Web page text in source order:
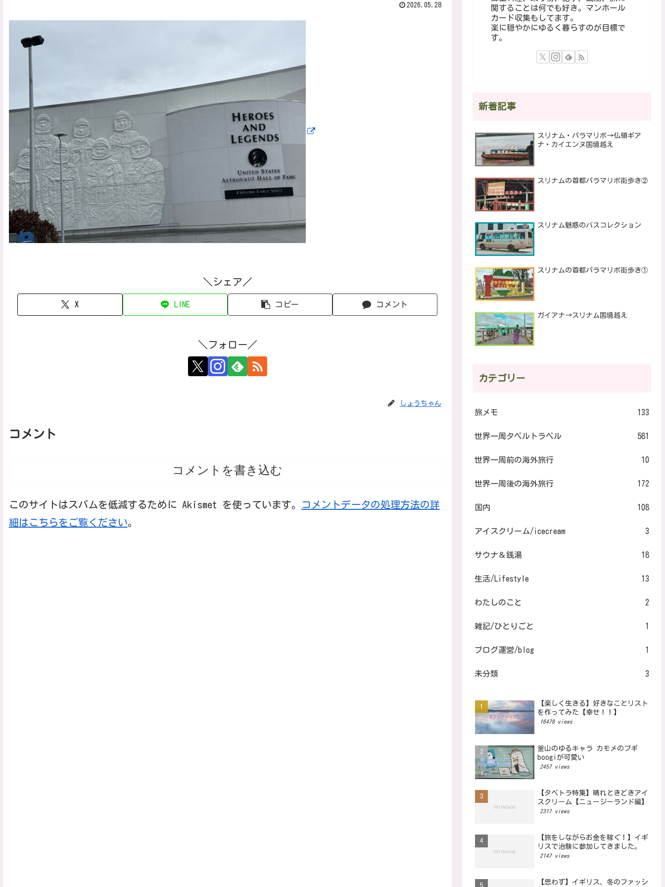
2026.05.28
＼シェア／
X LINE コピー コメント
＼フォロー／
しょうちゃん
コメント
コメントを書き込む
このサイトはスパムを低減するために Akismet を使っています。
コメントデータの処理方法の詳
細はこちらをご覧ください。
関することは何でも好き。マンホール
カード収集もしてます。
楽に穏やかにゆるく暮らすのが目標で
す。
新着記事
スリナム・パラマリボ→仏領ギア
ナ・カイエンヌ国境越え
スリナムの首都パラマリボ街歩き②
スリナム魅惑のバスコレクション
スリナムの首都パラマリボ街歩き①
ガイアナ→スリナム国境越え
カテゴリー
旅メモ 133
世界一周タベルトラベル 581
世界一周前の海外旅行 10
世界一周後の海外旅行 172
国内 108
アイスクリーム/icecream 3
サウナ＆銭湯 18
生活/Lifestyle 13
わたしのこと 2
雑記/ひとりごと 1
ブログ運営/blog 1
未分類 3
【楽しく生きる】好きなことリスト
を作ってみた【幸せ！！】
16478 views
釜山のゆるキャラ カモメのブギ
boogiが可愛い
2457 views
【タベトラ特集】晴れときどきアイ
スクリーム【ニュージーランド編】
2317 views
【旅をしながらお金を稼ぐ！】イギ
リスで治験に参加してきました。
2147 views
【思わず】イギリス、冬のファッシ